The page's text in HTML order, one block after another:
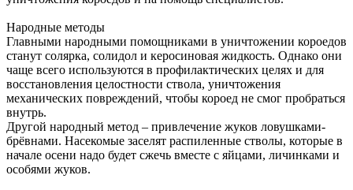
Народные методы
Главными народными помощниками в уничтожении короедов
станут солярка, солидол и керосиновая жидкость. Однако они
чаще всего используются в профилактических целях и для
восстановления целостности ствола, уничтожения
механических повреждений, чтобы короед не смог пробраться
внутрь.
Другой народный метод – привлечение жуков ловушками-
брёвнами. Насекомые заселят распиленные стволы, которые в
начале осени надо будет сжечь вместе с яйцами, личинками и
особями жуков.